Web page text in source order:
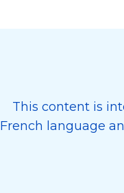
This content is
French language